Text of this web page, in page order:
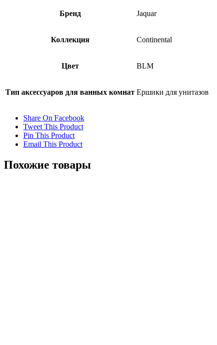
Бренд Jaquar
Коллекция Continental
Цвет BLM
Тип аксессуаров для ванных комнат Ершики для унитазов
Share On Facebook
Tweet This Product
Pin This Product
Email This Product
Похожие товары